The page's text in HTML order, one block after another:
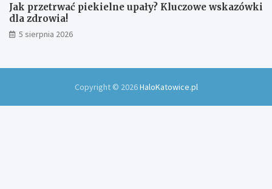
Jak przetrwać piekielne upały? Kluczowe wskazówki
dla zdrowia!
5 sierpnia 2026
Copyright © 2026HaloKatowice.pl